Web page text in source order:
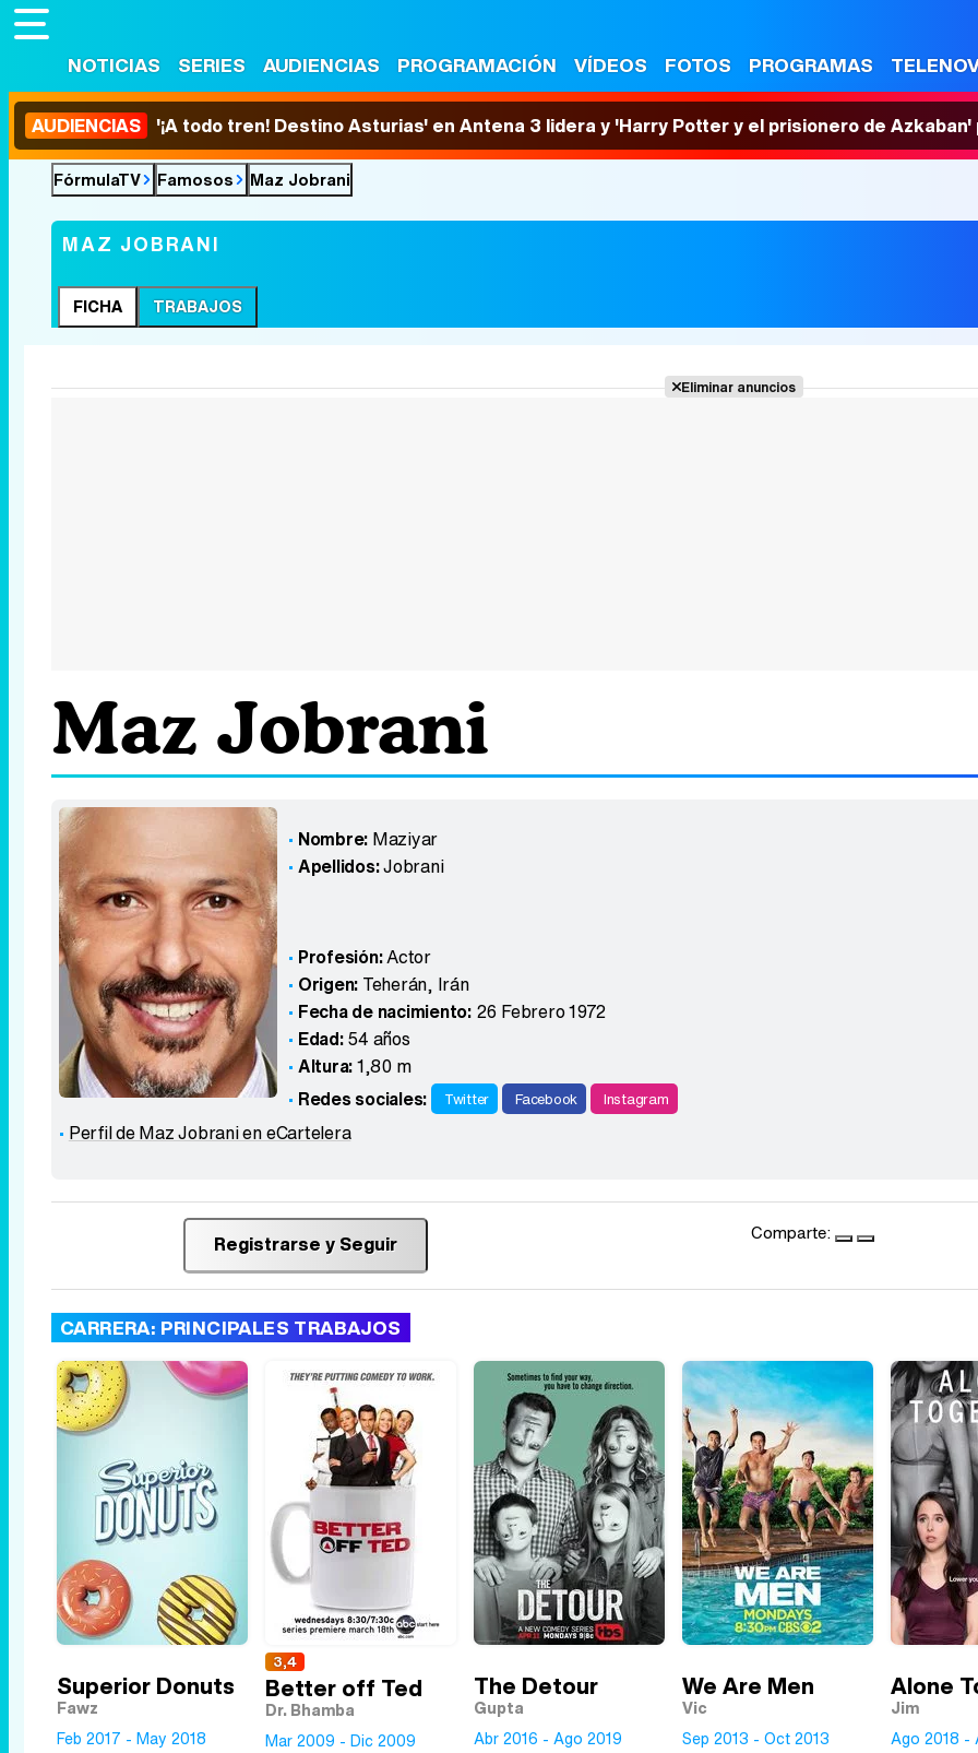
NOTICIAS SERIES AUDIENCIAS PROGRAMACIÓN VÍDEOS FOTOS PROGRAMAS
AUDIENCIAS '¡A todo tren! Destino Asturias' en Antena 3 lidera y 'Harry Potter y el prisionero de
FórmulaTV Famosos Maz Jobrani
MAZ JOBRANI
FICHA TRABAJOS
Eliminar anuncios
Maz Jobrani
Nombre: Maziyar
Apellidos:Jobrani
Profesión:Actor
Origen: Teherán, Irán
Fecha de nacimiento: 26 Febrero 1972
Edad:54 años
Altura:1,80 m
Redes sociales:
Twitter Facebook Instagram
Perfil de Maz Jobrani en eCartelera
Comparte:
Registrarse y Seguir
CARRERA: PRINCIPALES TRABAJOS
Superior Donuts
Fawz
Feb 2017 - May 2018
3,4
Better off Ted
Dr. Bhamba
Mar 2009 - Dic 2009
The Detour
Gupta
Abr 2016 - Ago 2019
We Are Men
Vic
Sep 2013 - Oct 2013
Alone
Jim
Ago 2018 -